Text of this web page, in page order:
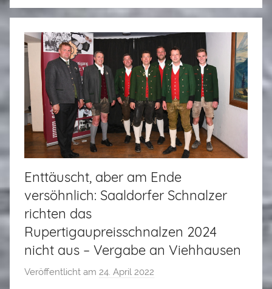
t
d
l
e
Enttäuscht, aber am Ende
versöhnlich: Saaldorfer Schnalzer
richten das
Rupertigaupreisschnalzen 2024
nicht aus – Vergabe an Viehhausen
Veröffentlicht am 24. April 2022